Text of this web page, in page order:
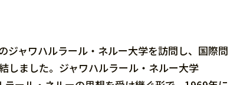
ャワハルラール・ネルー大学を訪問し、国際問
しました。ジャワハルラール・ネルー大学